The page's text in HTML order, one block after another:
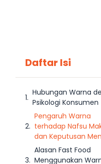
Daftar Isi
Hubungan Warna
Psikologi Konsumen
Pengaruh Warna
terhadap Nafsu
dan Keputusan
Alasan Fast Food
Menggunakan